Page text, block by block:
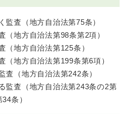
監査（地方自治法第75条）
（地方自治法第98条第2項）
（地方自治法第125条）
（地方自治法第199条第6項）
査（地方自治法第242条）
監査（地方自治法第243条の2第
条）